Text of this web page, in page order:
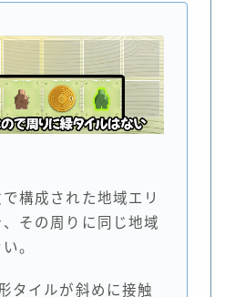
構成された地域エリ
その周りに同じ地域
。
タイルが斜めに接触